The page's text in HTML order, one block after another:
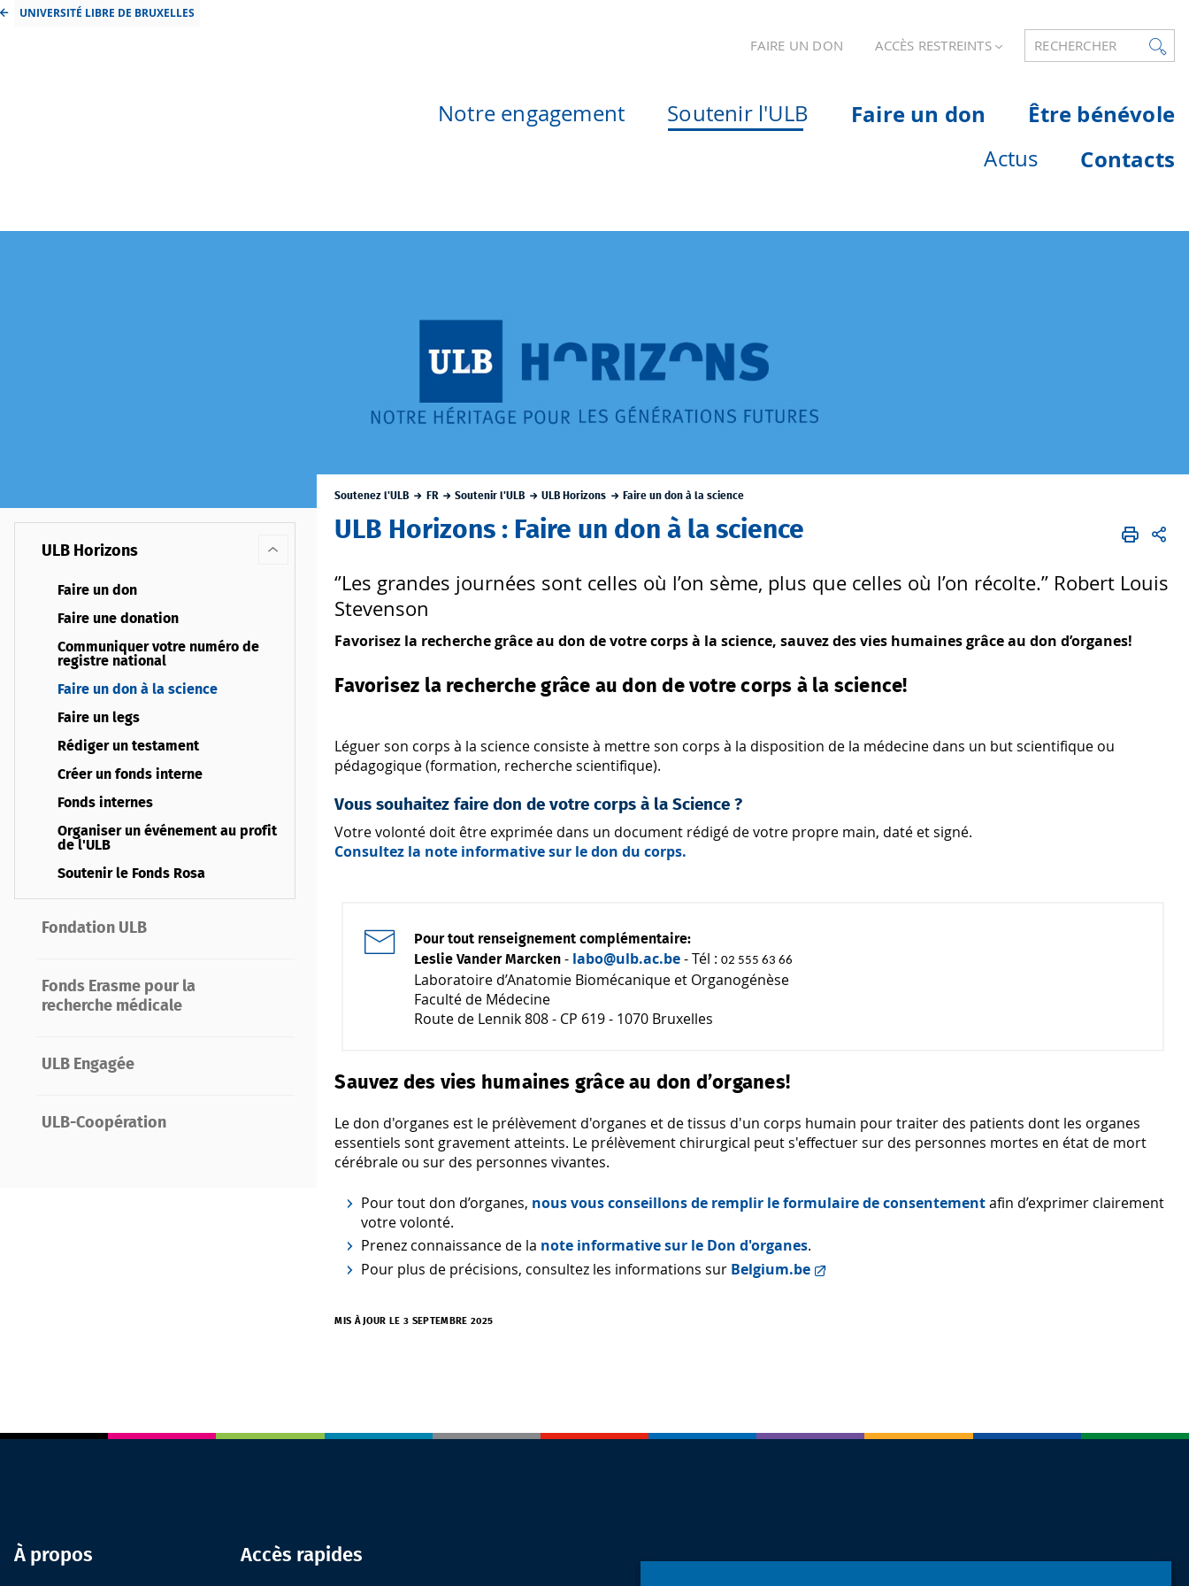
UNIVERSITÉ LIBRE DE BRUXELLES
FAIRE UN DON ACCÈS RESTREINTS RECHERCHER
Notre engagement Soutenir l'ULB Faire un don Être bénévole
Actus Contacts
ULB Horizons
Faire un don
Faire une donation
Communiquer votre numéro de
registre national
Faire un don à la science
Faire un legs
Rédiger un testament
Créer un fonds interne
Fonds internes
Organiser un événement au profit
de l'ULB
Soutenir le Fonds Rosa
Fondation ULB
Fonds Erasme pour la
recherche médicale
ULB Engagée
ULB-Coopération
Soutenez l'ULB FR Soutenir l'ULB ULB Horizons Faire un don à la science
ULB Horizons : Faire un don à la science
‘’Les grandes journées sont celles où l’on sème, plus que celles où l’on récolte.’’ Robert Louis
Stevenson
Favorisez la recherche grâce au don de votre corps à la science, sauvez des vies humaines grâce au don d’organes!
Favorisez la recherche grâce au don de votre corps à la science!
Léguer son corps à la science consiste à mettre son corps à la disposition de la médecine dans un but scientifique ou
pédagogique (formation, recherche scientifique).
Vous souhaitez faire don de votre corps à la Science ?
Votre volonté doit être exprimée dans un document rédigé de votre propre main, daté et signé.
Consultez la note informative sur le don du corps.
Pour tout renseignement complémentaire:
Leslie Vander Marcken- labo@ulb.ac.be- Tél :02 555 63 66
Laboratoire d’Anatomie Biomécanique et Organogénèse
Faculté de Médecine
Route de Lennik 808 - CP 619 - 1070 Bruxelles
Sauvez des vies humaines grâce au don d’organes!
Le don d'organes est le prélèvement d'organes et de tissus d'un corps humain pour traiter des patients dont les organes
essentiels sont gravement atteints. Le prélèvement chirurgical peut s'effectuer sur des personnes mortes en état de mort
cérébrale ou sur des personnes vivantes.
Pour tout don d’organes, nous vous conseillons de remplir le formulaire de consentementafin d’exprimer clairement
votre volonté.
Prenez connaissance de la note informative sur le Don d'organes.
Pour plus de précisions, consultez les informations sur Belgium.be
MIS À JOUR LE 3 SEPTEMBRE 2025
À propos Accès rapides